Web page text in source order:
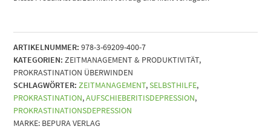
ARTIKELNUMMER: 978-3-69209-400-7
KATEGORIEN: ZEITMANAGEMENT & PRODUKTIVITÄT,
PROKRASTINATION ÜBERWINDEN
SCHLAGWÖRTER: ZEITMANAGEMENT,SELBSTHILFE,
PROKRASTINATION,AUFSCHIEBERITISDEPRESSION,
PROKRASTINATIONSDEPRESSION
MARKE: BEPURA VERLAG